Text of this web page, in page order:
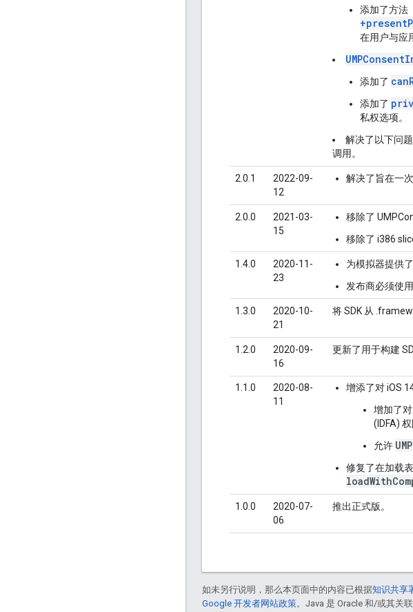
添加了方法
在用户与应
添加了
添加了
私权选项。
解决了以下问
调用。
2.0.1
2022-09-
12
解决了旨在一
2.0.0
2021-03-
15
移除了
移除了 i386
1.4.0
2020-11-
23
为模拟器提供
发布商必须使
1.3.0
2020-10-
21
将 SDK 从
1.2.0
2020-09-
16
更新了用于构建
1.1.0
2020-08-
11
增添了对 iOS
增加了对
(IDFA)
允许
修复了在加载
1.0.0
2020-07-
06
推出正式版。
如未另行说明，那么本页面中的内容已根据知识共享
Google 开发者网站政策。Java 是 Oracle 和/或其关